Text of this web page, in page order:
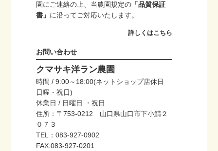
園にご連絡の上、当農園規定の 「品質保証
書」 に沿ってご対応いたします。
詳しくはこちら
お問い合わせ
クマサキ洋ラン農園
時間 / 9:00～18:00(ネットショップ店休日
日曜・祝日)
休業日 / 日曜日 ・祝日
住所：〒753-0212 山口県山口市下小鯖２
０７３
TEL：083-927-0902
FAX:083-927-0201